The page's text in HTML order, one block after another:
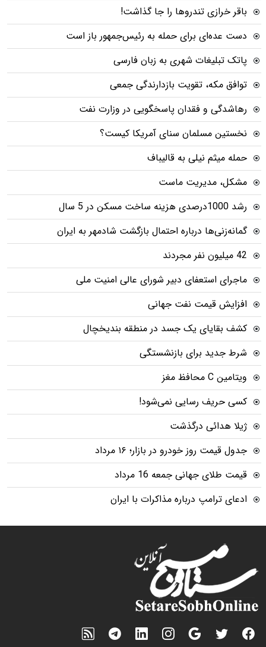
باقر خرازی تندروها را جا گذاشت!
دست عده‌ای برای حمله به رئیس‌جمهور باز است
پاتک تبلیغات شهری به زبان فارسی
توافق مکه، تقویت بازدارندگی جمعی
رهاشدگی و فقدان پاسخگویی در وزارت نفت
نخستین مسلمان سنای آمریکا کیست؟
حمله میثم نیلی به قالیباف
مشکل، مدیریت ماست
رشد 1000درصدی هزینه ساخت مسکن در 5 سال
گمانه‌زنی‌ها درباره احتمال بازگشت شادمهر به ایران
42 میلیون نفر مجردند
ماجرای استعفای دبیر شورای عالی امنیت ملی
افزایش قیمت نفت جهانی
کشف بقایای یک جسد در منطقه بندیخچال
شرط جدید برای بازنشستگی
ویتامین C محافظ مغز
کسی حریف رسایی نمی‌شود!
ژیلا هدائی درگذشت
جدول قیمت روز خودرو در بازار؛ ۱۶ مرداد
قیمت طلای جهانی جمعه 16 مرداد
ادعای ترامپ درباره مذاکرات با ایران